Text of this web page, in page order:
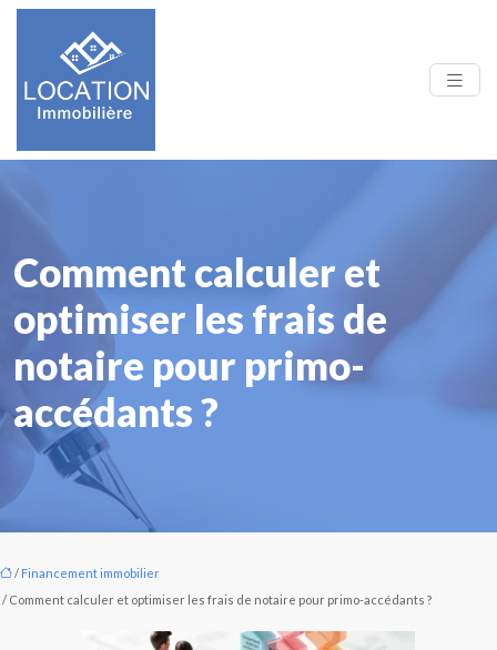
Comment calculer et
optimiser les frais de
notaire pour primo-
accédants ?
/ Financement immobilier
/ Comment calculer et optimiser les frais de notaire pour primo-accédants ?